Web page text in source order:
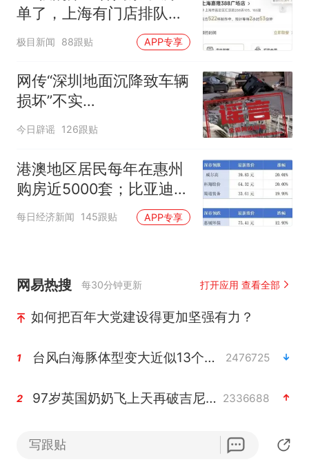
单了，上海有门店排队超
500杯，店员：今天奶茶
店都很忙，要等2个多小
时
极目新闻 88跟贴 APP专享
网传“深圳地面沉降致车辆
损坏”不实
（2026·08·06）
今日辟谣 126跟贴
港澳地区居民每年在惠州
购房近5000套；比亚迪销
量跻身全球车企第六丨大
每日经济新闻 145跟贴 APP专享
网易热搜 每30分钟更新 打开应用 查看全部
如何把百年大党建设得更加坚强有力？
1 台风白海豚体型变大近似13个浙江面积 2476725
2 97岁英国奶奶飞上天再破吉尼斯纪录 2336688
夜幕落下 运动上场 2273581
写跟贴